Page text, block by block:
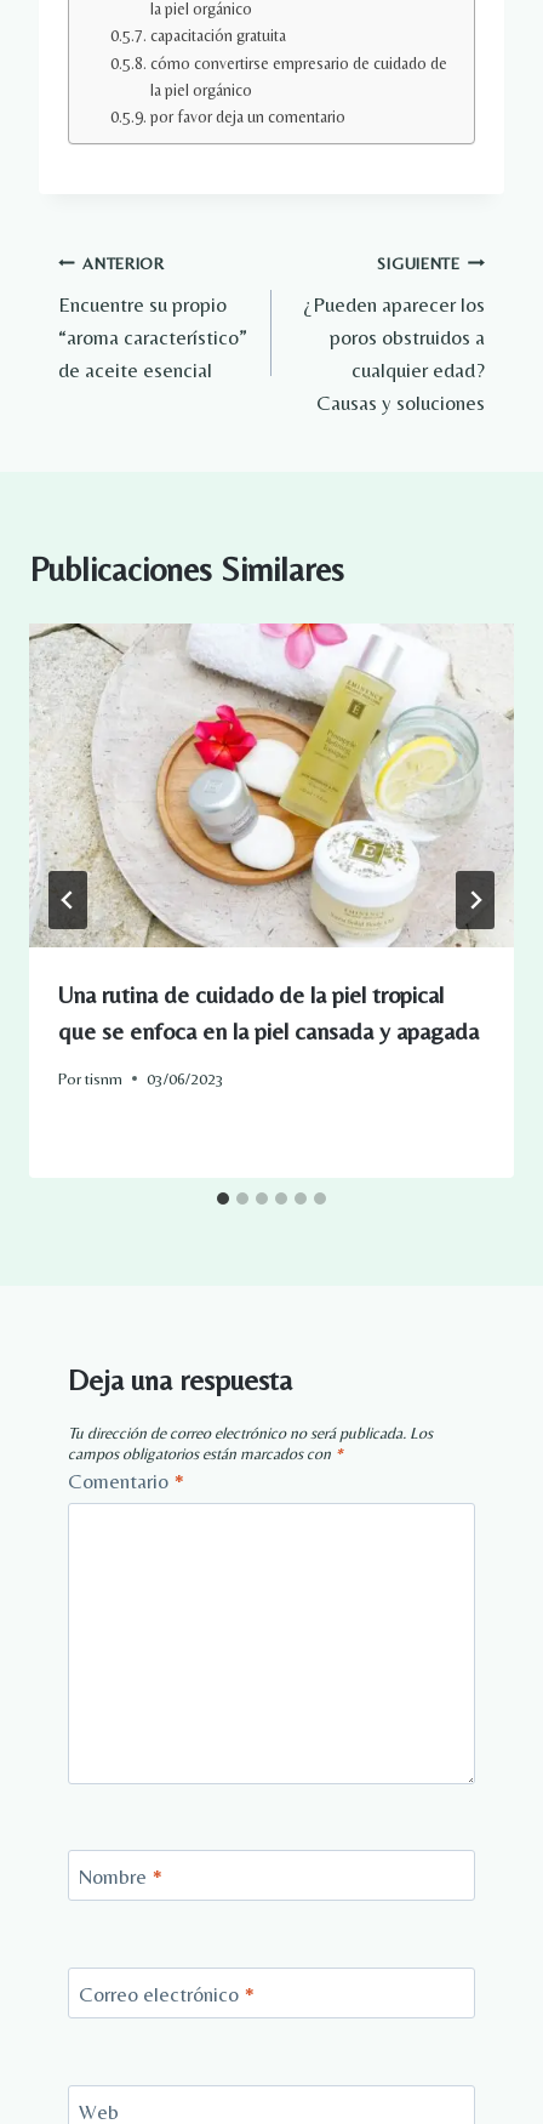
la piel orgánico
capacitación gratuita
cómo convertirse empresario de cuidado de
la piel orgánico
por favor deja un comentario
Navegación
de
entradas
ANTERIOR
Encuentre su propio
“aroma característico”
de aceite esencial
SIGUIENTE
¿Pueden aparecer los
poros obstruidos a
cualquier edad?
Causas y soluciones
Publicaciones Similares
Una rutina de cuidado de la piel tropical
que se enfoca en la piel cansada y apagada
Portisnm 03/06/2023
Deja una respuesta
Tu dirección de correo electrónico no será publicada. Los
campos obligatorios están marcados con *
Comentario *
Nombre *
Correo electrónico *
Web